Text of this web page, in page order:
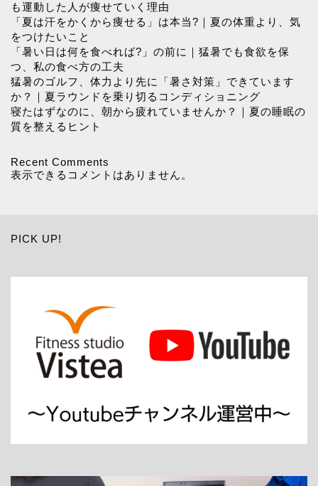
も運動した人が痩せていく理由
「夏は汗をかくから痩せる」は本当?｜夏の体重より、気
をつけたいこと
「暑い日は何を食べれば?」の前に｜猛暑でも食欲を保
つ、私の食べ方の工夫
猛暑のゴルフ、体力より先に「暑さ対策」できています
か？｜夏ラウンドを乗り切るコンディショニング
寝たはずなのに、朝から疲れていませんか？｜夏の睡眠の
質を整えるヒント
Recent Comments
表示できるコメントはありません。
PICK UP!